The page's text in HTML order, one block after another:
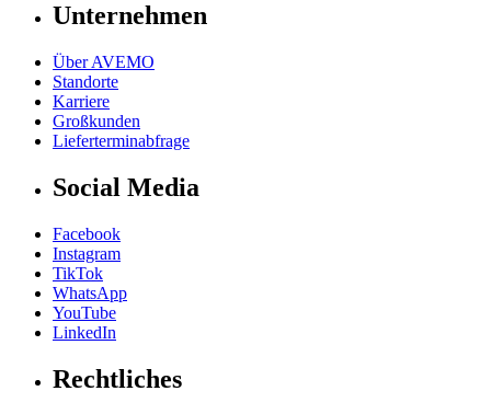
Unternehmen
Über AVEMO
Standorte
Karriere
Großkunden
Lieferterminabfrage
Social Media
Facebook
Instagram
TikTok
WhatsApp
YouTube
LinkedIn
Rechtliches